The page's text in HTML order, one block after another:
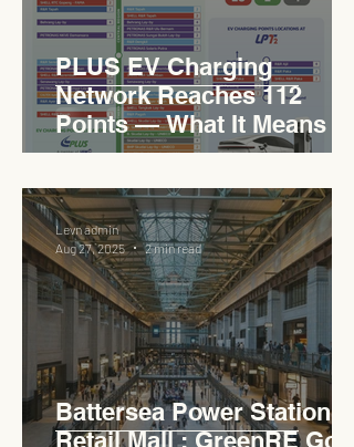
PLUS EV Charging
Network Reaches 112
Points — What It Means for
EVCC™ Pedas RSA on the
PLUS Expressway
Battersea Power Station
Retail Mall : GreenRE Gold
Levn admin
Aug 27, 2025
2 min read